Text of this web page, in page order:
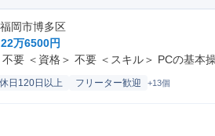
岡市博多区
万6500円
要 ＜資格＞ 不要 ＜スキル＞ PCの基本操
日120日以上 フリーター歓迎 +13個